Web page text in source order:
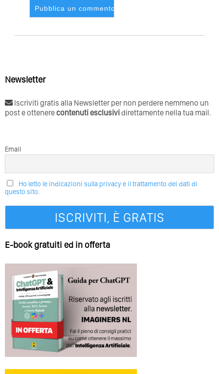
Newsletter
Iscriviti gratis alla Newsletter per non perdere nemmeno un
post e ottenerecontenuti esclusividirettamente nella tua mail.
Email
Ho letto le indicazioni sulla privacy e il trattamento dei dati di
questo sito.
E-book gratuiti ed in offerta